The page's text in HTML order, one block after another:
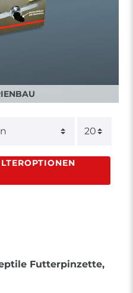
Futterpinzette,